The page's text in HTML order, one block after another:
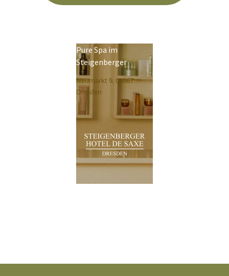
Pure Spa im
Steigenberger
Neumarkt 9, 01067
Dresden